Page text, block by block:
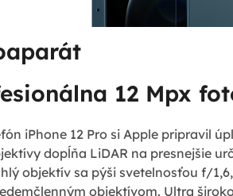
12 Mpx
iPhone 12 Pro si Apple pripravil
dopĺňa LiDAR na presnejšie
objektív sa pýši svetelnosťou f/
objektívom. Ultra